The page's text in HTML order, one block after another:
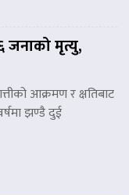
जनाको मृत्यु,
आक्रमण र क्षतिबाट
झण्डै दुई